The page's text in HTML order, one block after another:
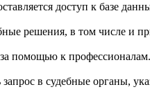
доступ к базе
решения, в том числе и
за помощью к
в судебные органы,